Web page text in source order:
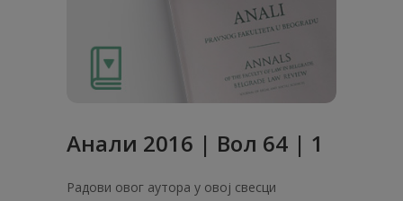
Анали 2016 | Вол 64 | 1
Радови овог аутора у овој свесци